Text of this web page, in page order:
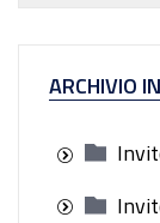
ARCHIVIO